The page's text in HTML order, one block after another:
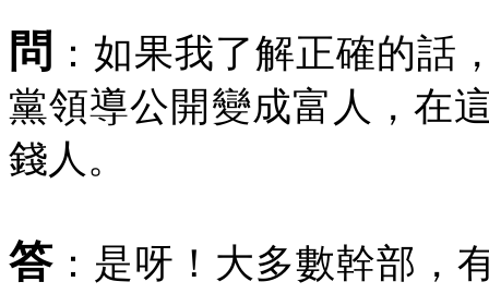
問 ：如果我了解正確的話
黨領導公開變成富人，在
錢人。
答：是呀！大多數幹部，